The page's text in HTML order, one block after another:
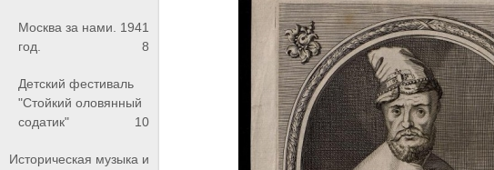
Москва за нами. 1941
год.
8
Детский фестиваль
"Стойкий оловянный
содатик"
10
Историческая музыка и